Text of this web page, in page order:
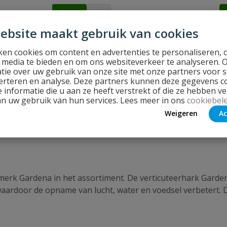
maakt gebruik van cookies
cookies om content en advertenties te personaliseren,
te bieden en om ons websiteverkeer te analyseren.
over uw gebruik van onze site met onze partners voor
en analyse. Deze partners kunnen deze gegevens
informatie die u aan ze heeft verstrekt of die ze hebben
uw gebruik van hun services. Lees meer in ons
Weigeren
gazon met een kleiner oppervlak. Benieuwd hoe er
Gardena in het assortiment. De verticuteerhark
de opname van lucht, water en voedsel